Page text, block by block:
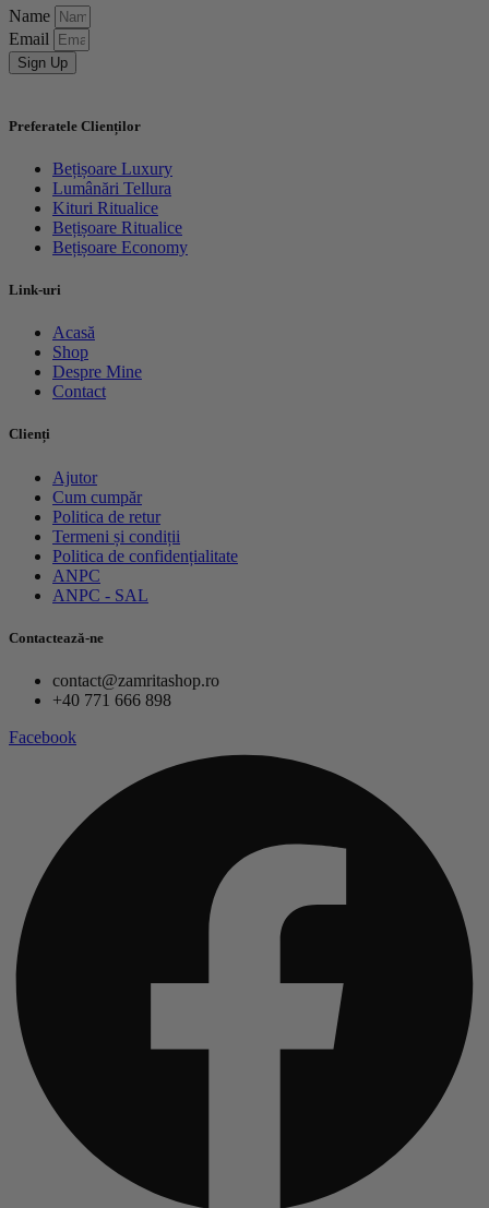
Name
Email
Sign Up
Preferatele Clienților
Bețișoare Luxury
Lumânări Tellura
Kituri Ritualice
Bețișoare Ritualice
Bețișoare Economy
Link-uri
Acasă
Shop
Despre Mine
Contact
Clienți
Ajutor
Cum cumpăr
Politica de retur
Termeni și condiții
Politica de confidențialitate
ANPC
ANPC - SAL
Contactează-ne
contact@zamritashop.ro
+40 771 666 898
Facebook